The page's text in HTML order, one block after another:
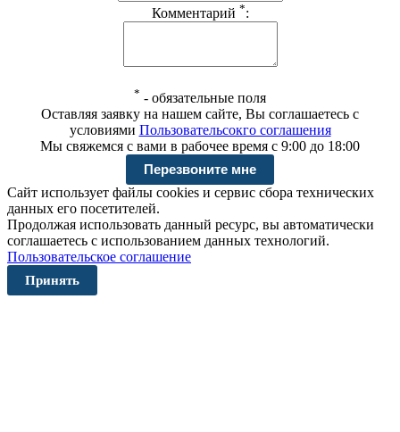
Комментарий *:
* - обязательные поля
Оставляя заявку на нашем сайте, Вы соглашаетесь с
условиями Пользовательсокго соглашения
Мы свяжемся с вами в рабочее время с 9:00 до 18:00
Сайт использует файлы cookies и сервис сбора технических
данных его посетителей.
Продолжая использовать данный ресурс, вы автоматически
соглашаетесь с использованием данных технологий.
Пользовательское соглашение
Принять